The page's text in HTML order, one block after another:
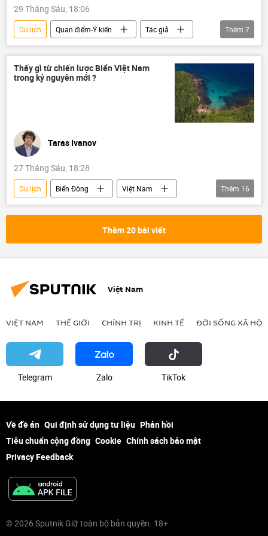
29 Tháng Sáu, 18:06
Du lịch Quan điểm-Ý kiến
Tác giả
bất động sản
Việt Nam
Bộ Xây dựng
Kinh tế
Kinh doanh
đầu tư
chuyên gia
Thêm 7
Thấy gì từ chiến lược Biển Việt Nam
trong kỷ nguyên mới ?
Taras Ivanov
27 Tháng Sáu, 18:28
Du lịch Biển Đông
Việt Nam
Tác giả
Quan điểm-Ý kiến
chiến lược phát triển kinh tế
Chính trị
đối ngoại quốc phòng
đóng tàu
đại dương
Tô Lâm
Tổng bí thư
Cảng biển
thể chế
Thêm 16
Thêm 20 bài viết
Việt Nam
VIỆT NAM THẾ GIỚI CHÍNH TRỊ KINH TẾ ĐỜI SỐNG XÃ HỘI
Telegram Zalo ТikТоk
Về đề án Qui định sử dụng tư liệu Phản hồi
Tiêu chuẩn cộng đồng Cookie Chính sách bảo mật
Privacy Feedback
© 2026 Sputnik Giữ toàn bộ bản quyền. 18+